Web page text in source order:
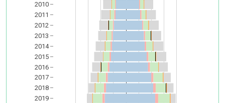
2019
2018
2017
2016
2015
2014
2013
2012
2011
2010